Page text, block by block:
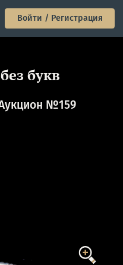
Войти / Регистрация
букв
№159